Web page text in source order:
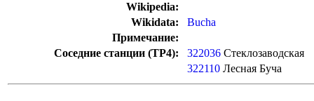
Wikipedia:
Wikidata:
Bucha
Примечание:
Соседние станции (ТР4):
322036 Стеклозаводская
322110 Лесная Буча